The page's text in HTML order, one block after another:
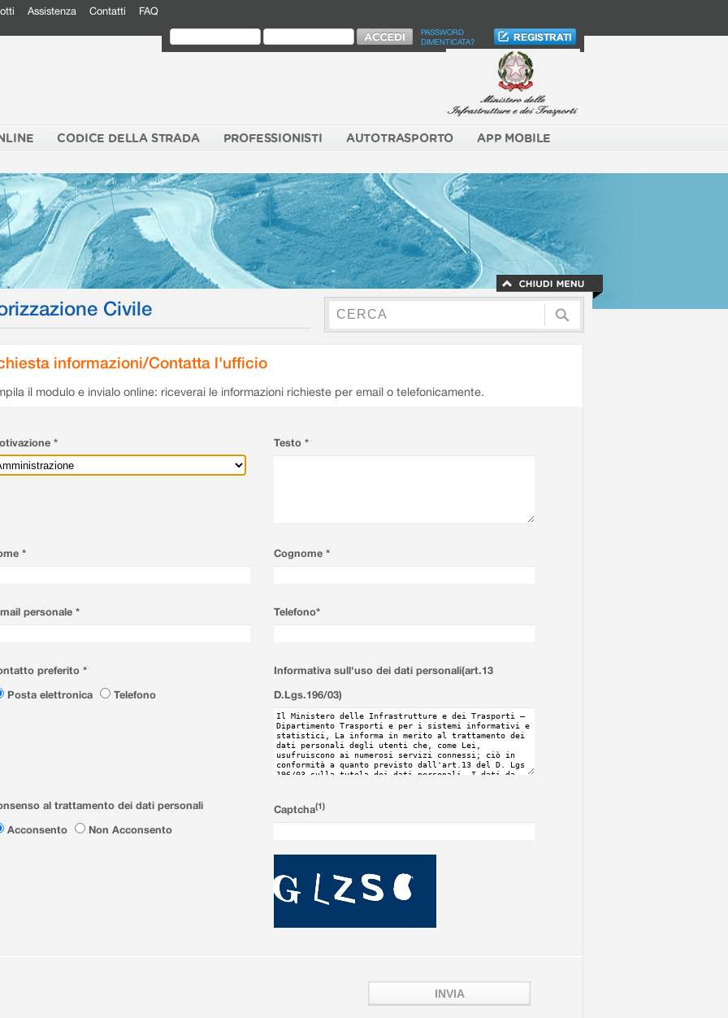
Assistenza Contatti FAQ
PASSWORD
DIMENTICATA?
CODICE DELLA STRADA PROFESSIONISTI AUTOTRASPORTO APP MOBILE
Civile
informazioni/Contatta l'ufficio
il modulo e invialo online: riceverai le informazioni richieste per email o telefonicamente.
* Testo *
* Cognome *
personale * Telefono*
preferito *
Posta elettronica
Telefono
Informativa sull'uso dei dati personali(art.13
D.Lgs.196/03)
al trattamento dei dati personali
Acconsento
Non Acconsento
Captcha(1)